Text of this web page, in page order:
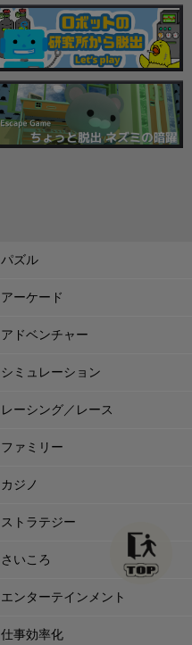
パズル
アーケード
アドベンチャー
シミュレーション
レーシング／レース
ファミリー
カジノ
ストラテジー
さいころ
エンターテインメント
仕事効率化